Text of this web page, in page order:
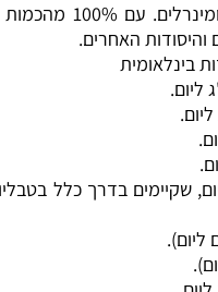
טבלייה מרובת ויטמינים ומינרלים. עם 100% מהכמות המומלצת
האחרים.
בדרך כלל בטבליות מרובות